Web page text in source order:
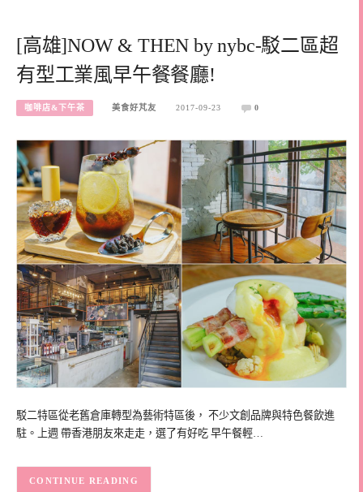
[高雄]NOW & THEN by nybc-駁二區超
有型工業風早午餐餐廳!
咖啡店&下午茶 美食好芃友 2017-09-23 0
駁二特區從老舊倉庫轉型為藝術特區後， 不少文創品牌與特色餐飲進
駐。上週 帶香港朋友來走走，選了有好吃 早午餐輕…
CONTINUE READING